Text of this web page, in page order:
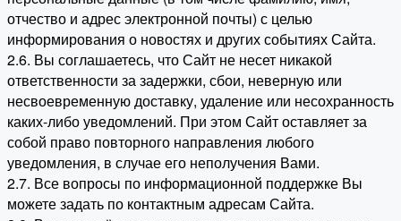
отчество и адрес электронной почты) с целью
информирования о новостях и других событиях Сайта.
2.6. Вы соглашаетесь, что Сайт не несет никакой
ответственности за задержки, сбои, неверную или
несвоевременную доставку, удаление или несохранность
каких-либо уведомлений. При этом Сайт оставляет за
собой право повторного направления любого
уведомления, в случае его неполучения Вами.
2.7. Все вопросы по информационной поддержке Вы
можете задать по контактным адресам Сайта.